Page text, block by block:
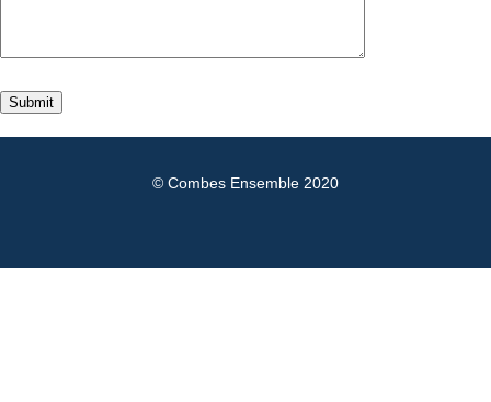
© Combes Ensemble 2020